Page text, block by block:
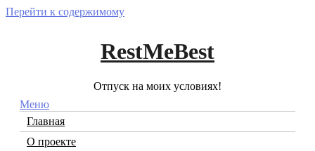
Перейти к содержимому
RestMeBest
Отпуск на моих условиях!
Меню
Главная
О проекте